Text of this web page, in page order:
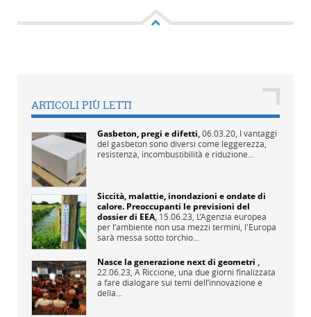
ARTICOLI PIÙ LETTI
Gasbeton, pregi e difetti,06.03.20, I vantaggi
del gasbeton sono diversi come leggerezza,
resistenza, incombustibilità e riduzione...
Siccità, malattie, inondazioni e ondate di
calore. Preoccupanti le previsioni del
dossier di EEA, 15.06.23, L’Agenzia europea
per l’ambiente non usa mezzi termini, l'Europa
sarà messa sotto torchio...
Nasce la generazione next di geometri ,
22.06.23, A Riccione, una due giorni finalizzata
a fare dialogare sui temi dell’innovazione e
della...